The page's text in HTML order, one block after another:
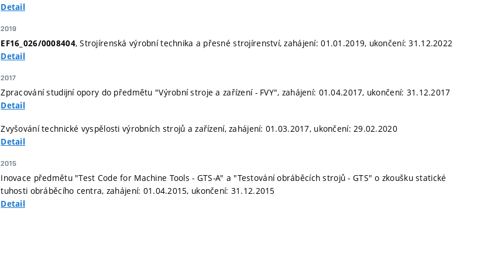
Detail
2019
EF16_026/0008404, Strojírenská výrobní technika a přesné strojírenství, zahájení: 01.01.2019, ukončení: 31.12.2022
Detail
2017
Zpracování studijní opory do předmětu "Výrobní stroje a zařízení - FVY", zahájení: 01.04.2017, ukončení: 31.12.2017
Detail
Zvyšování technické vyspělosti výrobních strojů a zařízení, zahájení: 01.03.2017, ukončení: 29.02.2020
Detail
2015
Inovace předmětu "Test Code for Machine Tools - GTS-A" a "Testování obráběcích strojů - GTS" o zkoušku statické
tuhosti obráběcího centra, zahájení: 01.04.2015, ukončení: 31.12.2015
Detail